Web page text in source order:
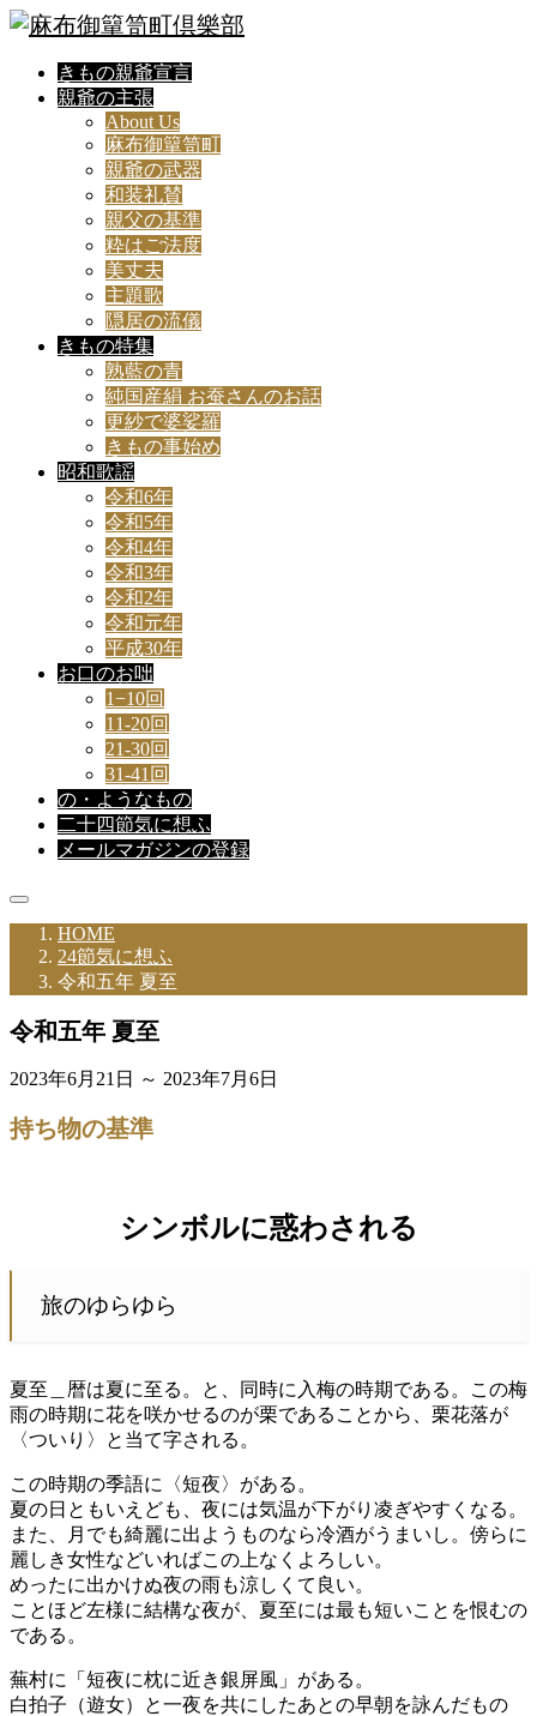
きもの親爺宣言
親爺の主張
About Us
麻布御簞笥町
親爺の武器
和装礼賛
親父の基準
粋はご法度
美丈夫
主題歌
隠居の流儀
きもの特集
熟藍の青
純国産絹 お蚕さんのお話
更紗で婆娑羅
きもの事始め
昭和歌謡
令和6年
令和5年
令和4年
令和3年
令和2年
令和元年
平成30年
お口のお咄
1−10回
11-20回
21-30回
31-41回
の・ようなもの
二十四節気に想ふ
メールマガジンの登録
HOME
24節気に想ふ
令和五年 夏至
令和五年 夏至
2023年6月21日 ～ 2023年7月6日
持ち物の基準
シンボルに惑わされる
旅のゆらゆら
夏至＿暦は夏に至る。と、同時に入梅の時期である。この梅
雨の時期に花を咲かせるのが栗であることから、栗花落が
〈ついり〉と当て字される。
この時期の季語に〈短夜〉がある。
夏の日ともいえども、夜には気温が下がり凌ぎやすくなる。
また、月でも綺麗に出ようものなら冷酒がうまいし。傍らに
麗しき女性などいればこの上なくよろしい。
めったに出かけぬ夜の雨も涼しくて良い。
ことほど左様に結構な夜が、夏至には最も短いことを恨むの
である。
蕪村に「短夜に枕に近き銀屏風」がある。
白拍子（遊女）と一夜を共にしたあとの早朝を詠んだもの